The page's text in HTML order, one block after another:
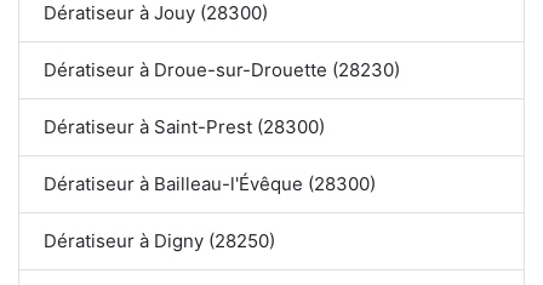
Dératiseur à Jouy (28300)
Dératiseur à Droue-sur-Drouette (28230)
Dératiseur à Saint-Prest (28300)
Dératiseur à Bailleau-l'Évêque (28300)
Dératiseur à Digny (28250)